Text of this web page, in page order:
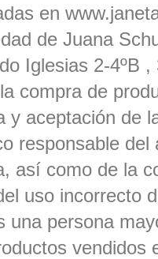
en
de Juana
Iglesias 2-4ºB
compra de
y aceptación de
responsable
así como de la
uso incorrecto
una persona
vendidos